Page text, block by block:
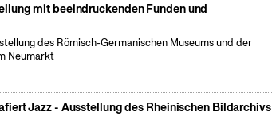
mit beeindruckenden Funden und
des Römisch-Germanischen Museums und der
Neumarkt
Jazz - Ausstellung des Rheinischen Bildarchivs